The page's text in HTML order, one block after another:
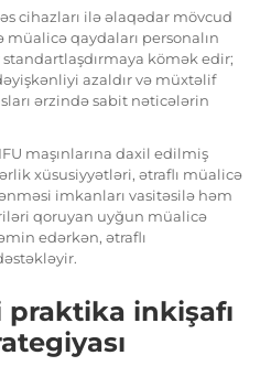
cihazları ilə əlaqədar mövcud
qaydaları personalın
standartlaşdırmaya kömək edir;
azaldır və müxtəlif
ərzində sabit nəticələrin
maşınlarına daxil edilmiş
xüsusiyyətləri, ətraflı müalicə
imkanları vasitəsilə həm
qoruyan uyğun müalicə
edərkən, ətraflı
inkişafı